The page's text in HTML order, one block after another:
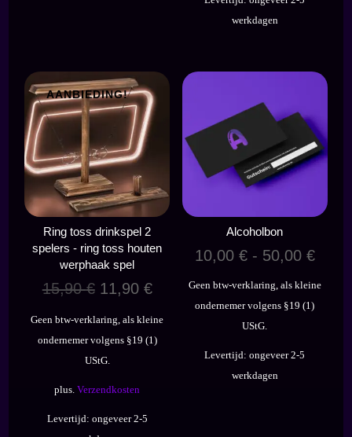
werkdagen
AANBIEDING!
Ring toss drinkspel 2
spelers - ring toss houten
werphaak spel
15,90€ Oorspronkelijke
was:
15,90 €.
11,90 €Huidige
is:
11,90 €.
Geen btw-verklaring, als kleine
ondernemer volgens §19 (1)
UStG.
plus.Verzendkosten
Levertijd: ongeveer 2-5
Alcoholbon
10,00 €- 50,00 €
Geen btw-verklaring, als kleine
ondernemer volgens §19 (1)
UStG.
Levertijd:ongeveer 2-5
werkdagen